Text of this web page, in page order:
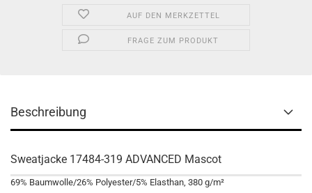
AUF DEN MERKZETTEL
FRAGE ZUM PRODUKT
Beschreibung
Sweatjacke 17484-319 ADVANCED Mascot
69% Baumwolle/26% Polyester/5% Elasthan, 380 g/m²